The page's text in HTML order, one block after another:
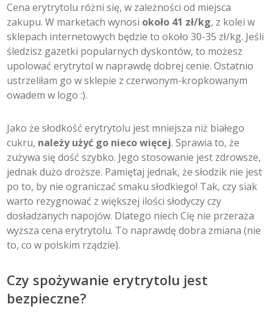
Cena erytrytolu różni się, w zależności od miejsca
zakupu. W marketach wynosi około 41 zł/kg, z kolei w
sklepach internetowych będzie to około 30-35 zł/kg. Jeśli
śledzisz gazetki popularnych dyskontów, to możesz
upolować erytrytol w naprawdę dobrej cenie. Ostatnio
ustrzeliłam go w sklepie z czerwonym-kropkowanym
owadem w logo :).
Jako że słodkość erytrytolu jest mniejsza niż białego
cukru, należy użyć go nieco więcej. Sprawia to, że
zużywa się dość szybko. Jego stosowanie jest zdrowsze,
jednak dużo droższe. Pamiętaj jednak, że słodzik nie jest
po to, by nie ograniczać smaku słodkiego! Tak, czy siak
warto rezygnować z większej ilości słodyczy czy
dosładzanych napojów. Dlatego niech Cię nie przeraża
wyższa cena erytrytolu. To naprawdę dobra zmiana (nie
to, co w polskim rządzie).
Czy spożywanie erytrytolu jest
bezpieczne?